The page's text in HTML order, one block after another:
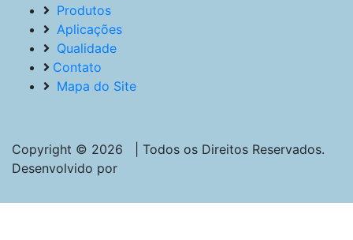
Produtos
Aplicações
Qualidade
Contato
Mapa do Site
Copyright © 2026 | Todos os Direitos Reservados.
Desenvolvido por